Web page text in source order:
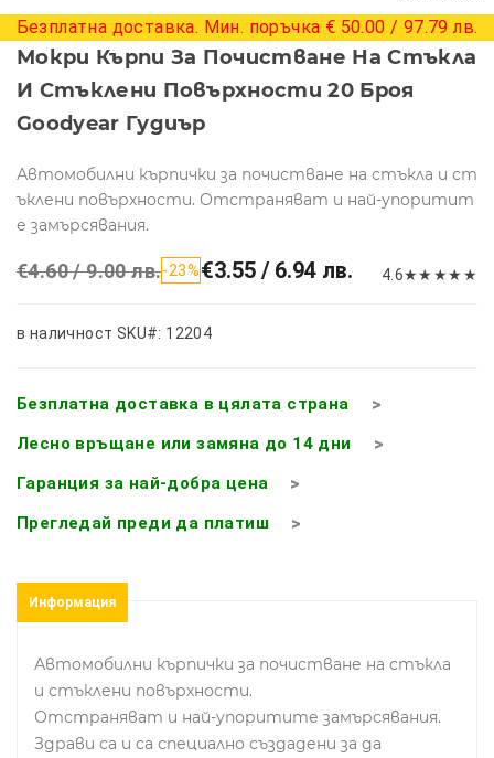
Безплатна доставка. Мин. поръчка € 50.00 / 97.79 лв.
Мокри Кърпи За Почистване На Стъкла
И Стъклени Повърхности 20 Броя
Goodyear Гудиър
Автомобилни кърпички за почистване на стъкла и ст
ъклени повърхности. Отстраняват и най-упоритит
е замърсявания.
€4.60 / 9.00 лв.-23%€3.55 / 6.94 лв. 4.6★★ ★★ ★
в наличност SKU#: 12204
Безплатна доставка в цялата страна
Лесно връщане или замяна до 14 дни
Гаранция за най-добра цена
Прегледай преди да платиш
Информация
Автомобилни кърпички за почистване на стъкла
и стъклени повърхности.
Отстраняват и най-упоритите замърсявания.
Здрави са и са специално създадени за да